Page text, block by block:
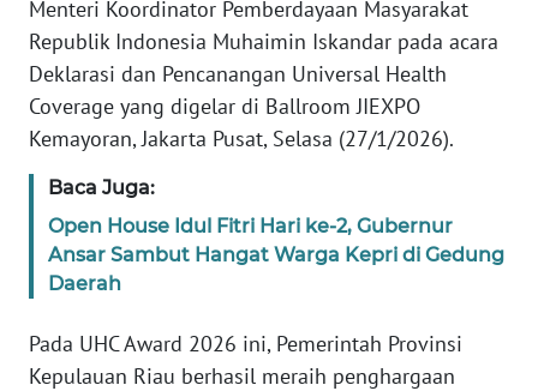
Menteri Koordinator Pemberdayaan Masyarakat
Republik Indonesia Muhaimin Iskandar pada acara
Deklarasi dan Pencanangan Universal Health
Coverage yang digelar di Ballroom JIEXPO
Kemayoran, Jakarta Pusat, Selasa (27/1/2026).
Baca Juga:
Open House Idul Fitri Hari ke-2, Gubernur
Ansar Sambut Hangat Warga Kepri di Gedung
Daerah
Pada UHC Award 2026 ini, Pemerintah Provinsi
Kepulauan Riau berhasil meraih penghargaan
Regional
WN
SUMUT
JAKARTA
WN
JABAR
WN
BANTEN